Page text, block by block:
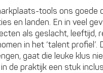
tools ons goede
en landen. En in veel
als geslacht, leeftijd,
in het ‘talent
gaat die leuke klus
de praktijk een stuk